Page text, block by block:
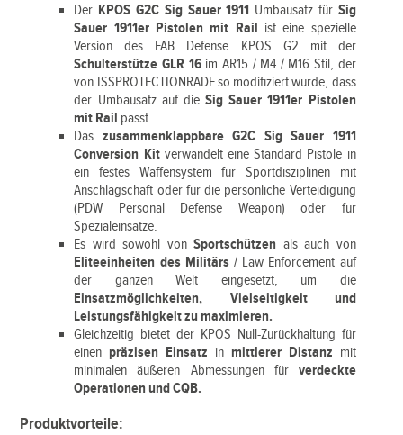
Der KPOS G2C Sig Sauer 1911 Umbausatz für Sig
Sauer 1911erPistolen mit Rail ist eine spezielle
Version des FAB Defense KPOS G2 mit der
Schulterstütze GLR 16 im AR15 / M4 / M16 Stil, der
von ISSPROTECTIONRADE so modifiziert wurde, dass
der Umbausatz auf dieSig Sauer 1911er Pistolen
mit Rail passt.
Das zusammenklappbare G2C Sig Sauer 1911
Conversion Kit verwandelt eine Standard Pistole in
ein festes Waffensystem für Sportdisziplinen mit
Anschlagschaft oder für die persönliche Verteidigung
(PDW Personal Defense Weapon) oder für
Spezialeinsätze.
Es wird sowohl vonSportschützen als auch von
Eliteeinheiten des Militärs / Law Enforcement auf
der ganzen Welt eingesetzt, um die
Einsatzmöglichkeiten, Vielseitigkeit und
Leistungsfähigkeit zu maximieren.
Gleichzeitig bietet der KPOS Null-Zurückhaltung für
einen präzisen Einsatz in mittlerer Distanz mit
minimalen äußeren Abmessungen für verdeckte
Operationen und CQB.
Produktvorteile: